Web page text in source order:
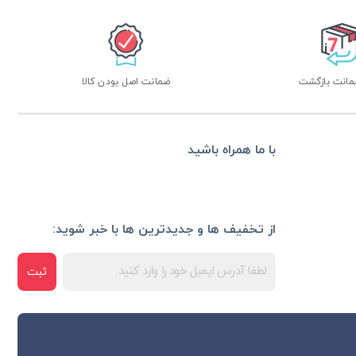
ضمانت اصل بودن کالا
از تخفیف ها و جدیدترین ها با خبر شوید:
ثبت
با ما همراه باشید